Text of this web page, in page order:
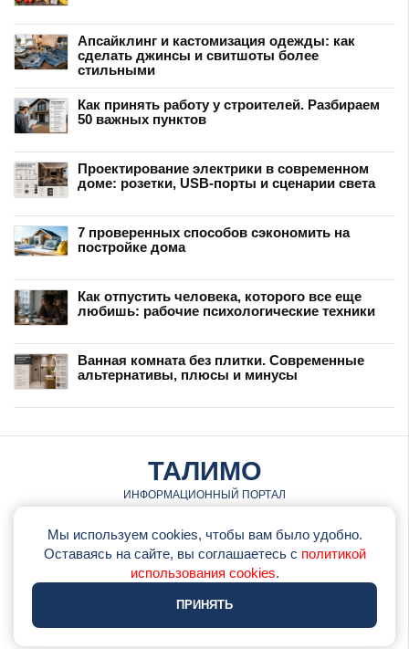
Апсайклинг и кастомизация одежды: как
сделать джинсы и свитшоты более
стильными
Как принять работу у строителей. Разбираем
50 важных пунктов
Проектирование электрики в современном
доме: розетки, USB-порты и сценарии света
7 проверенных способов сэкономить на
постройке дома
Как отпустить человека, которого все еще
любишь: рабочие психологические техники
Ванная комната без плитки. Современные
альтернативы, плюсы и минусы
ТАЛИМО
ИНФОРМАЦИОННЫЙ ПОРТАЛ
Обратная связь
Политика использования cookie
Политика конфеденциальности
Мы используем cookies, чтобы вам было удобно.
Оставаясь на сайте, вы соглашаетесь с политикой
использования cookies.
ПРИНЯТЬ